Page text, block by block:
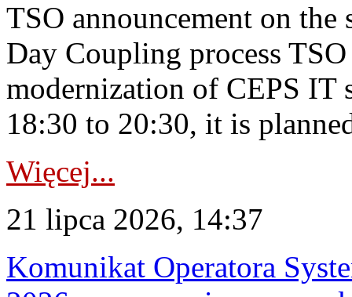
TSO announcement on
Day Coupling process
modernization of CEPS IT
18:30 to 20:30, it is
Więcej...
21 lipca 2026, 14:37
Komunikat Operatora